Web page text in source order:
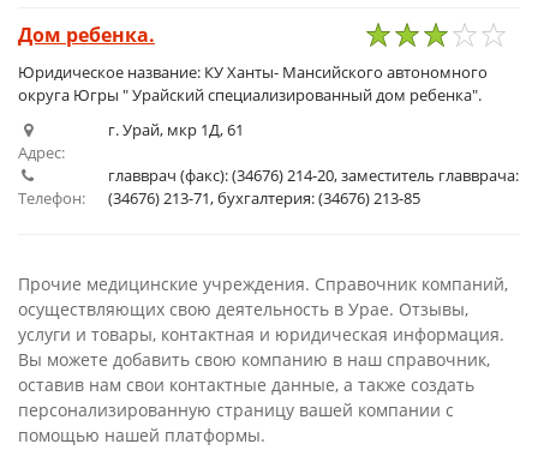
Дом ребенка.
5
4
3
2
1
Юридическое название: КУ Ханты- Мансийского автономного
округа Югры " Урайский специализированный дом ребенка".
Адрес:
г. Урай, мкр 1Д, 61
Телефон:
главврач (факс): (34676) 214-20, заместитель главврача:
(34676) 213-71, бухгалтерия: (34676) 213-85
Прочие медицинские учреждения. Справочник компаний,
осуществляющих свою деятельность в Урае. Отзывы,
услуги и товары, контактная и юридическая информация.
Вы можете добавить свою компанию в наш справочник,
оставив нам свои контактные данные, а также создать
персонализированную страницу вашей компании с
помощью нашей платформы.